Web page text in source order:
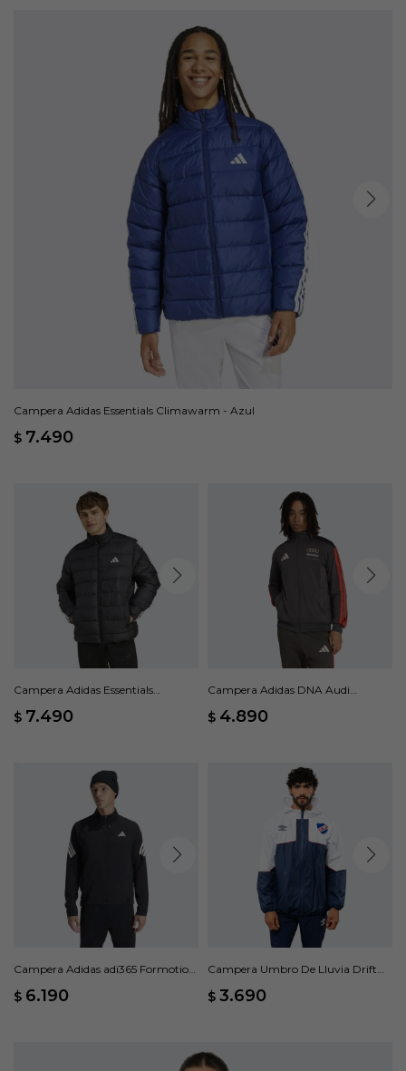
Campera Adidas Essentials Climawarm - Azul
$ 7.490
Campera Adidas Essentials
$ 7.490
Campera Adidas DNA Audi
$ 4.890
Campera Adidas adi365 Formotion
$ 6.190
Campera Umbro De Lluvia Drift
$ 3.690